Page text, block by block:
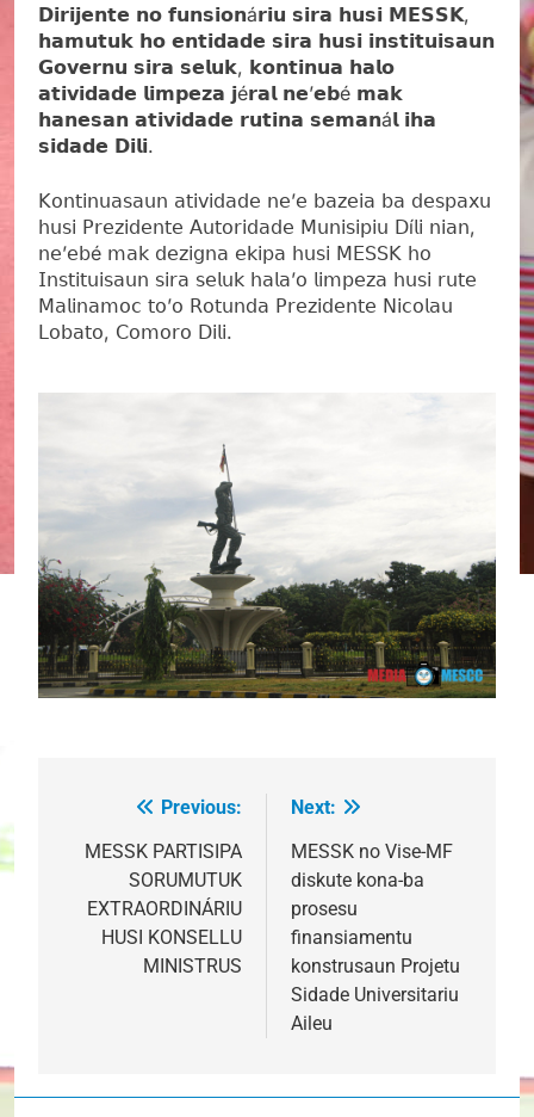
𝗗𝗶𝗿𝗶𝗷𝗲𝗻𝘁𝗲 𝗻𝗼 𝗳𝘂𝗻𝘀𝗶𝗼𝗻á𝗿𝗶𝘂 𝘀𝗶𝗿𝗮 𝗵𝘂𝘀𝗶 𝗠𝗘𝗦𝗦𝗞,
𝗵𝗮𝗺𝘂𝘁𝘂𝗸 𝗵𝗼 𝗲𝗻𝘁𝗶𝗱𝗮𝗱𝗲 𝘀𝗶𝗿𝗮 𝗵𝘂𝘀𝗶 𝗶𝗻𝘀𝘁𝗶𝘁𝘂𝗶𝘀𝗮𝘂𝗻
𝗚𝗼𝘃𝗲𝗿𝗻𝘂 𝘀𝗶𝗿𝗮 𝘀𝗲𝗹𝘂𝗸, 𝗸𝗼𝗻𝘁𝗶𝗻𝘂𝗮 𝗵𝗮𝗹𝗼
𝗮𝘁𝗶𝘃𝗶𝗱𝗮𝗱𝗲 𝗹𝗶𝗺𝗽𝗲𝘇𝗮 𝗷é𝗿𝗮𝗹 𝗻𝗲’𝗲𝗯é 𝗺𝗮𝗸
𝗵𝗮𝗻𝗲𝘀𝗮𝗻 𝗮𝘁𝗶𝘃𝗶𝗱𝗮𝗱𝗲 𝗿𝘂𝘁𝗶𝗻𝗮 𝘀𝗲𝗺𝗮𝗻á𝗹 𝗶𝗵𝗮
𝘀𝗶𝗱𝗮𝗱𝗲 𝗗𝗶𝗹𝗶.
𝖪𝗈𝗇𝗍𝗂𝗇𝗎𝖺𝗌𝖺𝗎𝗇 𝖺𝗍𝗂𝗏𝗂𝖽𝖺𝖽𝖾 𝗇𝖾’𝖾 𝖻𝖺𝗓𝖾𝗂𝖺 𝖻𝖺 𝖽𝖾𝗌𝗉𝖺𝗑𝗎
𝗁𝗎𝗌𝗂 𝖯𝗋𝖾𝗓𝗂𝖽𝖾𝗇𝗍𝖾 𝖠𝗎𝗍𝗈𝗋𝗂𝖽𝖺𝖽𝖾 𝖬𝗎𝗇𝗂𝗌𝗂𝗉𝗂𝗎 𝖣í𝗅𝗂 𝗇𝗂𝖺𝗇,
𝗇𝖾’𝖾𝖻é 𝗆𝖺𝗄 𝖽𝖾𝗓𝗂𝗀𝗇𝖺 𝖾𝗄𝗂𝗉𝖺 𝗁𝗎𝗌𝗂 𝖬𝖤𝖲𝖲𝖪 𝗁𝗈
𝖨𝗇𝗌𝗍𝗂𝗍𝗎𝗂𝗌𝖺𝗎𝗇 𝗌𝗂𝗋𝖺 𝗌𝖾𝗅𝗎𝗄 𝗁𝖺𝗅𝖺’𝗈 𝗅𝗂𝗆𝗉𝖾𝗓𝖺 𝗁𝗎𝗌𝗂 𝗋𝗎𝗍𝖾
𝖬𝖺𝗅𝗂𝗇𝖺𝗆𝗈𝖼 𝗍𝗈’𝗈 𝖱𝗈𝗍𝗎𝗇𝖽𝖺 𝖯𝗋𝖾𝗓𝗂𝖽𝖾𝗇𝗍𝖾 𝖭𝗂𝖼𝗈𝗅𝖺𝗎
𝖫𝗈𝖻𝖺𝗍𝗈, 𝖢𝗈𝗆𝗈𝗋𝗈 𝖣𝗂𝗅𝗂.
navigation
Previous:
MESSK PARTISIPA
SORUMUTUK
EXTRAORDINÁRIU
HUSI KONSELLU
MINISTRUS
Next:
MESSK no Vise-MF
diskute kona-ba
prosesu
finansiamentu
konstrusaun Projetu
Sidade Universitariu
Aileu